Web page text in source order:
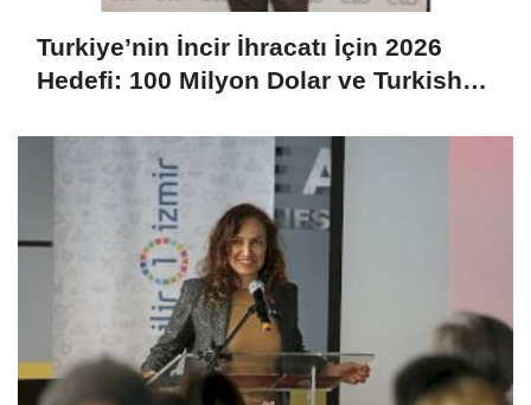
Turkiye’nin İncir İhracatı İçin 2026
Hedefi: 100 Milyon Dolar ve Turkish